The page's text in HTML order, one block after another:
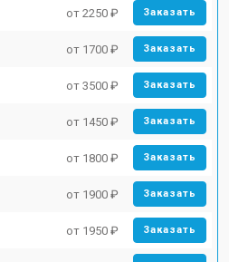
от 2250 ₽ Заказать
от 1700 ₽ Заказать
от 3500 ₽ Заказать
от 1450 ₽ Заказать
от 1800 ₽ Заказать
от 1900 ₽ Заказать
от 1950 ₽ Заказать